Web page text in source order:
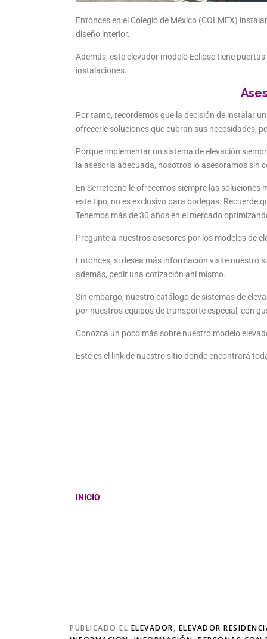
Entonces en el Colegio de México (COLMEX)
diseño interior.
Además, este elevador modelo Eclipse tiene
instalaciones.
Por tanto, recordemos que la decisión de instalar
ofrecerle soluciones que cubran sus necesidades,
Porque implementar un sistema de elevación
la asesoría adecuada, nosotros lo asesoramos sin
En Serretecno le ofrecemos siempre las
este tipo, no es exclusivo para bodegas. Recuerde
Tenemos más de 30 años en el mercado
Pregunte a nuestros asesores por los modelos de
Entonces, si desea más información visite nuestro
además, pedir una cotización ahí mismo.
Sin embargo, nuestro catálogo de sistemas de
por nuestros equipos de transporte especial, con
Conozca un poco más sobre nuestro modelo
Este es el link de nuestro sitio donde encontrará
INICIO
PUBLICADO EL ELEVADOR, ELEVADOR